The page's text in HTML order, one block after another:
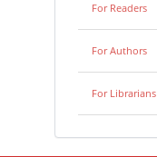
For Readers
For Authors
For Librarians